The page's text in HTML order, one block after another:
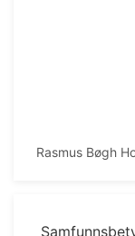
Rasmus Bøgh